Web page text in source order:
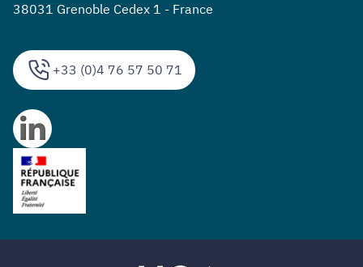
+33 (0)4 76 57 50 71
38031 Grenoble Cedex 1 - France